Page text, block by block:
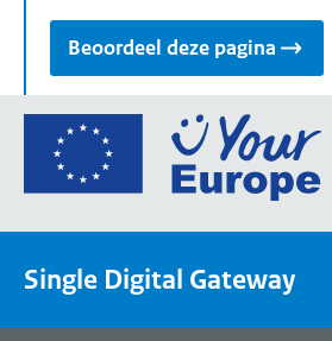
Beoordeel deze pagina
Ga
de
Single Digital Gateway